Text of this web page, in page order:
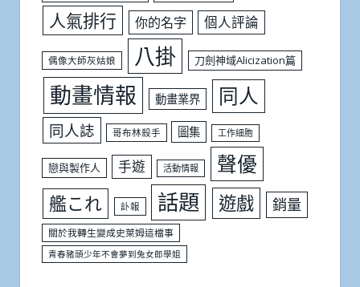
人氣排行 你的名字 個人評論
偶像大師灰姑娘 八掛 刀劍神域Alicization篇
動畫情報 動畫業界 同人
同人誌 哥布林殺手 圖集 工作細胞
戀與製作人 手遊 活動情報 聲優
艦これ 訃報 話題 遊戲 銷量
關於我轉生變成史萊姆這檔事
青春豬頭少年不會夢到兔女郎學姐